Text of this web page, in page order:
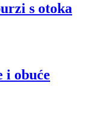
s otoka
i obuće